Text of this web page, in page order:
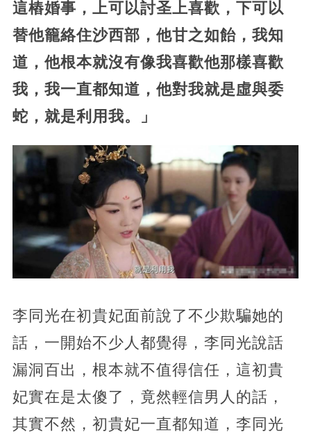
這樁婚事，上可以討圣上喜歡，下可以
替他籠絡住沙西部，他甘之如飴，我知
道，他根本就沒有像我喜歡他那樣喜歡
我，我一直都知道，他對我就是虛與委
蛇，就是利用我。」
李同光在初貴妃面前說了不少欺騙她的
話，一開始不少人都覺得，李同光說話
漏洞百出，根本就不值得信任，這初貴
妃實在是太傻了，竟然輕信男人的話，
其實不然，初貴妃一直都知道，李同光